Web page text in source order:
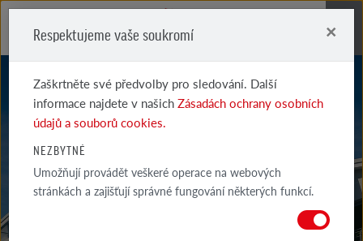
MOORBRAND
Respektujeme vaše soukromí ×
Zaškrtněte své předvolby pro sledování. Další
informace najdete v našichZásadách ochrany osobních
údajů a souborů cookies.
NEZBYTNÉ
Umožňují provádět veškeré operace na webových
stránkách a zajišťují správné fungování některých funkcí.